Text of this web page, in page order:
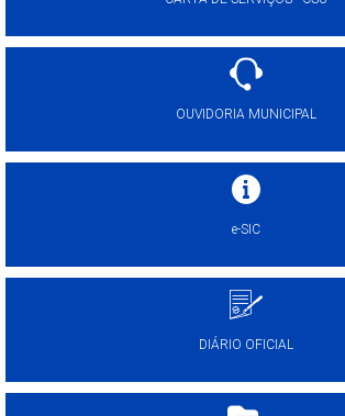
OUVIDORIA MUNICIPAL
e-SIC
DIÁRIO OFICIAL